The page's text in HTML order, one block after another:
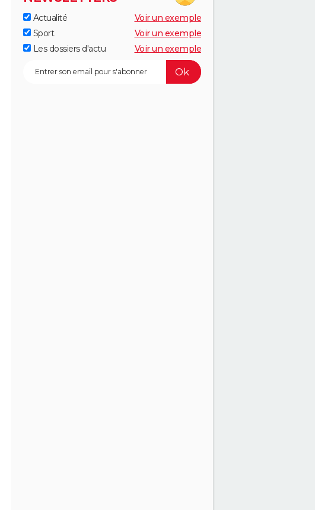
Actualité
Voir un exemple
Sport
Voir un exemple
Les dossiers d'actu
Voir un exemple